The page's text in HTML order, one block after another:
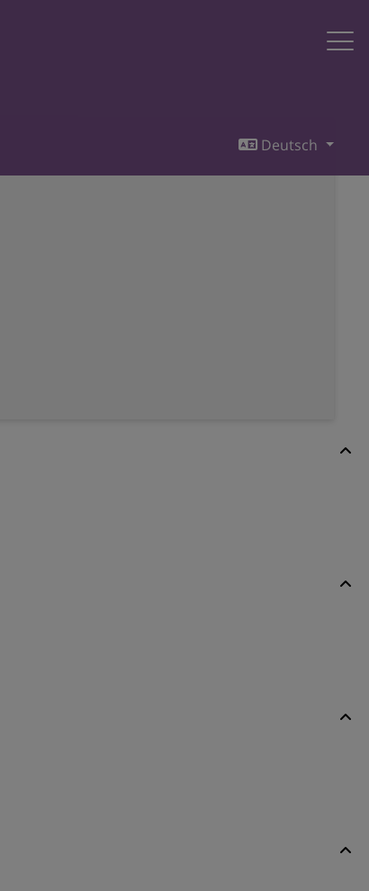
Deutsch